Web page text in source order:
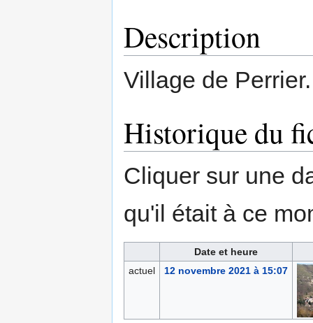
Description
Village de Perrier.
Historique du
Cliquer sur une
qu'il était à ce
Date et heure
actuel
12 novembre 2021 à 15:07